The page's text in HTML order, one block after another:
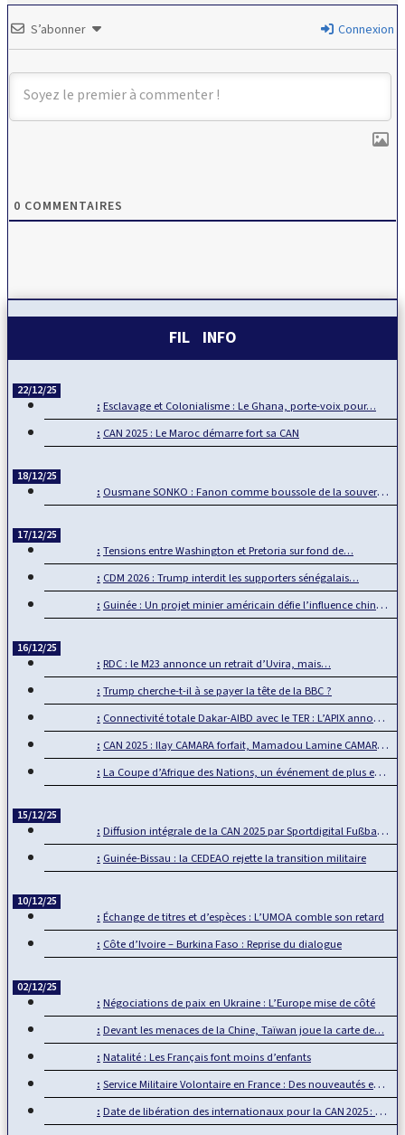
S’abonner Connexion
0 COMMENTAIRES
FIL INFO
22/12/25
Esclavage et Colonialisme : Le Ghana, porte-voix pour…
CAN 2025 : Le Maroc démarre fort sa CAN
18/12/25
Ousmane SONKO : Fanon comme boussole de la souveraineté…
17/12/25
Tensions entre Washington et Pretoria sur fond de…
CDM 2026 : Trump interdit les supporters sénégalais…
Guinée : Un projet minier américain défie l’influence chinoise
16/12/25
RDC : le M23 annonce un retrait d’Uvira, mais…
Trump cherche-t-il à se payer la tête de la BBC ?
Connectivité totale Dakar-AIBD avec le TER : L’APIX annonce…
CAN 2025 : Ilay CAMARA forfait, Mamadou Lamine CAMARA…
La Coupe d’Afrique des Nations, un événement de plus en plus…
15/12/25
Diffusion intégrale de la CAN 2025 par Sportdigital Fußball, le…
Guinée-Bissau : la CEDEAO rejette la transition militaire
10/12/25
Échange de titres et d’espèces : L’UMOA comble son retard
Côte d’Ivoire – Burkina Faso : Reprise du dialogue
02/12/25
Négociations de paix en Ukraine : L’Europe mise de côté
Devant les menaces de la Chine, Taïwan joue la carte de…
Natalité : Les Français font moins d’enfants
Service Militaire Volontaire en France : Des nouveautés en 2025
Date de libération des internationaux pour la CAN 2025 : Rumeur ou…